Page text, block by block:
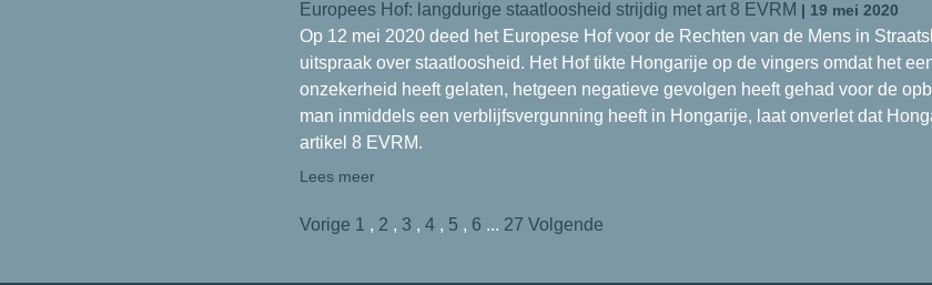
Europees Hof: langdurige staatloosheid strijdig met art 8 EVRM | 19 mei 2020
Op 12 mei 2020 deed het Europese Hof voor de Rechten van de Mens in
uitspraak over staatloosheid. Het Hof tikte Hongarije op de vingers omdat het
onzekerheid heeft gelaten, hetgeen negatieve gevolgen heeft gehad voor de
man inmiddels een verblijfsvergunning heeft in Hongarije, laat onverlet dat
artikel 8 EVRM.
Lees meer
Vorige 1 , 2 , 3 , 4 , 5 , 6 ... 27 Volgende